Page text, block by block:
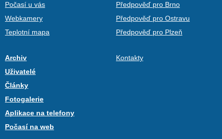
Počasí u vás
Webkamery
Teplotní mapa
Předpověď pro Brno
Předpověď pro Ostravu
Předpověď pro Plzeň
Archiv
Uživatelé
Články
Fotogalerie
Aplikace na telefony
Počasí na web
Kontakty